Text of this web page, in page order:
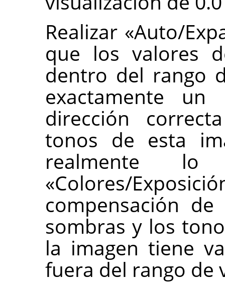
Realizar «Auto/
que los valores
dentro del rango
exactamente
dirección
tonos de esta
realmente
«Colores/
compensación
sombras y los
la imagen tiene
fuera del rango de